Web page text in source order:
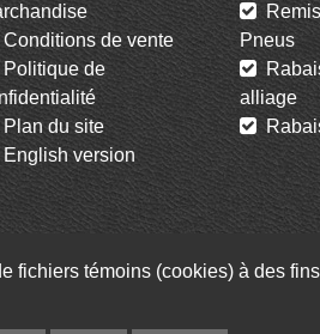
de vente
de
du site
version
Pneus
alliage
Infolettre
témoins (cookies) à des